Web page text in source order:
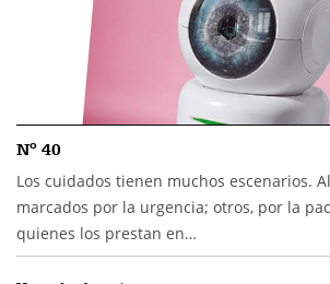
Nº 40
Los cuidados tienen muchos escenarios.
marcados por la urgencia; otros, por la
quienes los prestan en…